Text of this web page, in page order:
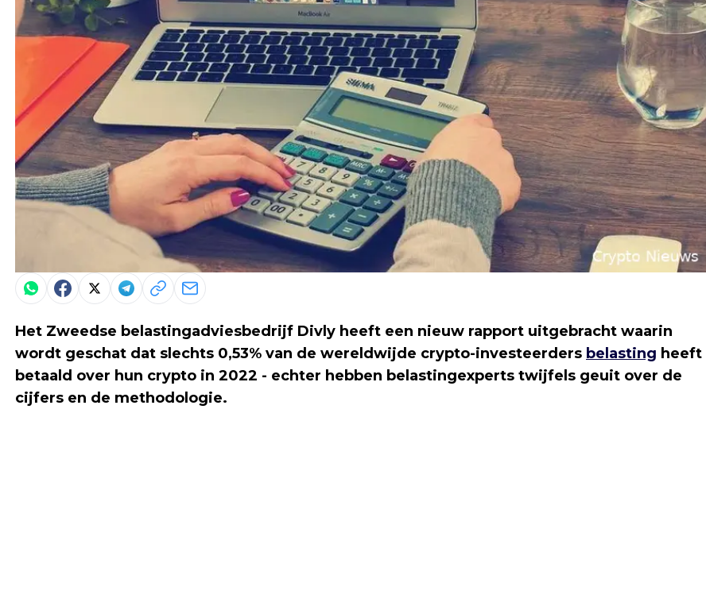
Het Zweedse belastingadviesbedrijf Divly heeft een nieuw rapport uitgebracht waarin
wordt geschat dat slechts 0,53% van de wereldwijde crypto-investeerders belasting heeft
betaald over hun crypto in 2022 - echter hebben belastingexperts twijfels geuit over de
cijfers en de methodologie.